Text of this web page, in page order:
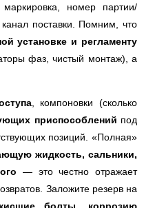
маркировка, номер партии/
поставки. Помним, что
установке и регламенту
фаз, чистый монтаж), а
, компоновки (сколько
приспособлений под
позиций. «Полная»
жидкость, сальники,
— это честно отражает
Заложите резерв на